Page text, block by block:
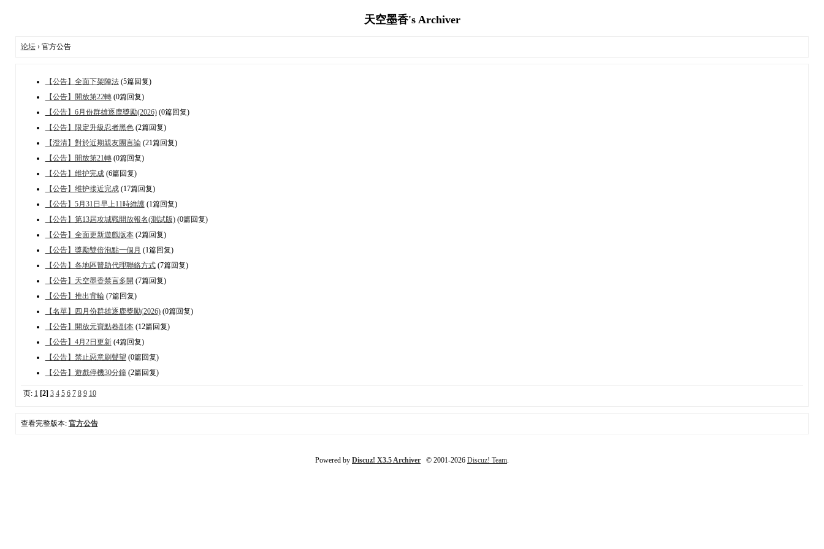
天空墨香's Archiver
论坛› 官方公告
【公告】全面下架陣法(5篇回复)
【公告】開放第22轉(0篇回复)
【公告】6月份群雄逐鹿獎勵(2026)(0篇回复)
【公告】限定升級忍者黑色(2篇回复)
【澄清】對於近期親友團言論(21篇回复)
【公告】開放第21轉(0篇回复)
【公告】维护完成(6篇回复)
【公告】维护接近完成(17篇回复)
【公告】5月31日早上11時維護(1篇回复)
【公告】第13屆攻城戰開放報名(測試版)(0篇回复)
【公告】全面更新遊戲版本(2篇回复)
【公告】獎勵雙倍泡點一個月 (1篇回复)
【公告】各地區贊助代理聯絡方式(7篇回复)
【公告】天空墨香禁言多開 (7篇回复)
【公告】推出背輪(7篇回复)
【名單】四月份群雄逐鹿獎勵(2026)(0篇回复)
【公告】開放元寶點卷副本(12篇回复)
【公告】4月2日更新(4篇回复)
【公告】禁止惡意刷聲望 (0篇回复)
【公告】遊戲停機30分鐘(2篇回复)
页: 1 [2] 3 4 5 6 7 8 9 10
查看完整版本: 官方公告
Powered by Discuz! X3.5 Archiver © 2001-2026 Discuz! Team.